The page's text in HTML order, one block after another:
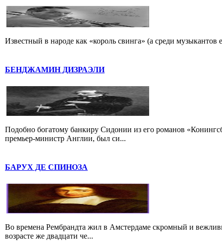
Известный в народе как «король свинга» (а среди
БЕНДЖАМИН ДИЗРАЭЛИ
Подобно богатому банкиру Сидонии из его романов
премьер-министр Англии, был си...
БАРУХ ДЕ СПИНОЗА
Во времена Рембрандта жил в Амстердаме скромный и
возрасте же двадцати че...